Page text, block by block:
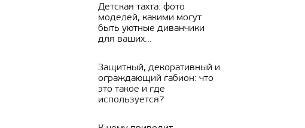
Детская тахта: фото
моделей, какими могут
быть уютные диванчики
для ваших...
Защитный, декоративный и
ограждающий габион: что
это такое и где
используется?